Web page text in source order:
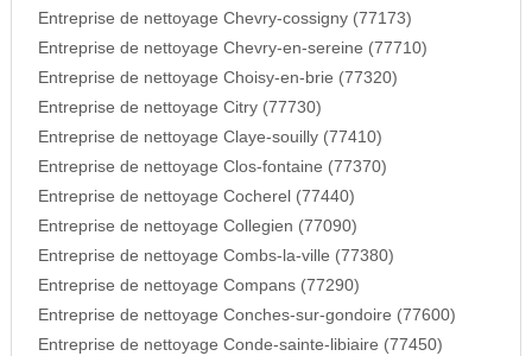
Entreprise de nettoyage Chevry-cossigny (77173)
Entreprise de nettoyage Chevry-en-sereine (77710)
Entreprise de nettoyage Choisy-en-brie (77320)
Entreprise de nettoyage Citry (77730)
Entreprise de nettoyage Claye-souilly (77410)
Entreprise de nettoyage Clos-fontaine (77370)
Entreprise de nettoyage Cocherel (77440)
Entreprise de nettoyage Collegien (77090)
Entreprise de nettoyage Combs-la-ville (77380)
Entreprise de nettoyage Compans (77290)
Entreprise de nettoyage Conches-sur-gondoire (77600)
Entreprise de nettoyage Conde-sainte-libiaire (77450)